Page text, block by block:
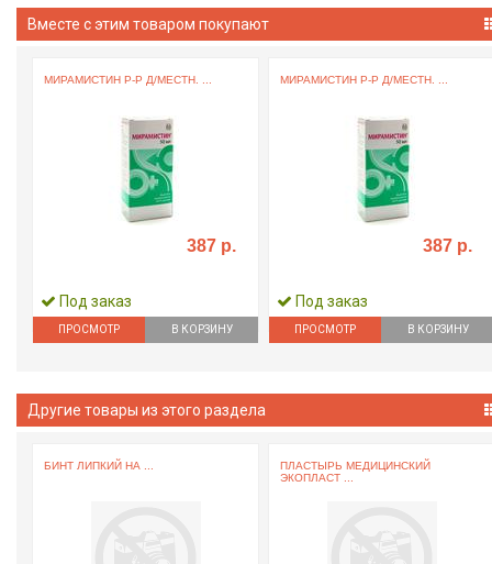
Вместе с этим товаром покупают
МИРАМИСТИН Р-Р Д/МЕСТН. ...
387 р.
Под заказ
ПРОСМОТР В КОРЗИНУ
МИРАМИСТИН Р-Р Д/МЕСТН. ...
387 р.
Под заказ
ПРОСМОТР В КОРЗИНУ
Другие товары из этого раздела
БИНТ ЛИПКИЙ НА ...
ПЛАСТЫРЬ МЕДИЦИНСКИЙ
ЭКОПЛАСТ ...